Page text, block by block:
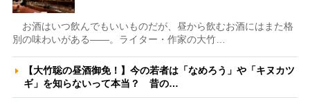
お酒はいつ飲んでもいいものだが、昼から飲むお酒にはまた格
別の味わいがある――。ライター・作家の大竹…
【大竹聡の昼酒御免！】今の若者は「なめろう」や「キヌカツ
ギ」を知らないって本当？ 昔の…